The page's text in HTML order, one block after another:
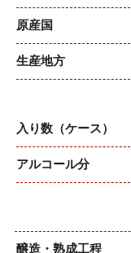
原産国
生産地方
入り数（ケース）
アルコール分
醸造・熟成工程